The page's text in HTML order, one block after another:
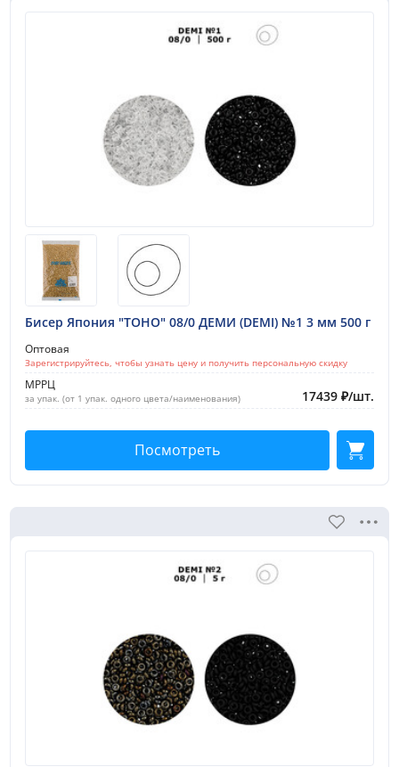
Сбросить
Бисер Япония "TOHO" 08/0 ДЕМИ (DEMI) №1 3 мм 500 г
Оптовая
Зарегистрируйтесь, чтобы узнать цену и получить персональную скидку
МРРЦ
за упак. (от 1 упак. одного цвета/наименования) 17439 ₽/шт.
Посмотреть